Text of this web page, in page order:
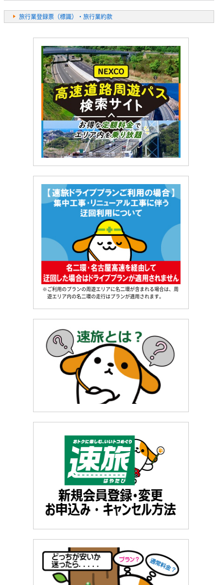
旅行業登録票（標識）・旅行業約款
※ご利用のプランの周遊エリアに名二環が含まれる場合は、周
遊エリア内の名二環の走行はプランが適用されます。